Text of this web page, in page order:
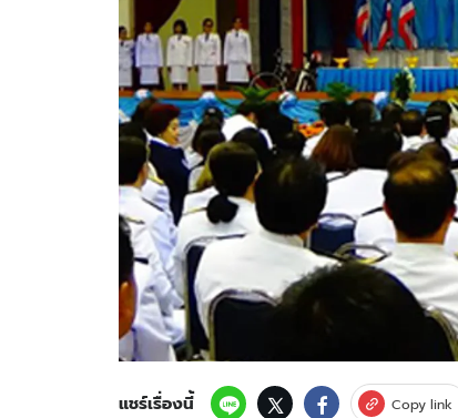
ดาวน์โหลดสนุกแอปฟรี ติดตามส
สงวนลิขสิทธิ์ ©2569บริษัท อิมเมจ ฟิวเจอร์ (ประเทศไทย) จำกัด
แชร์เรื่องนี้ Copy link